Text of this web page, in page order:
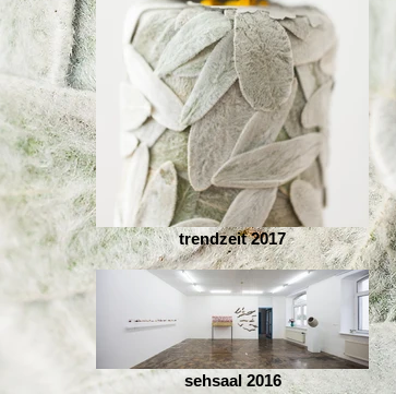
trendzeit 2017
sehsaal 2016